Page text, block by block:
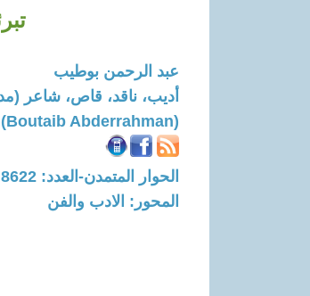
عبد الرحمن بوطيب
أديب، ناقد، قاص، شاعر
(Boutaib Abderrahman)
الحوار المتمدن-العدد: 8622 - 2026 / 2 / 18 - 22:13
المحور: الادب والفن